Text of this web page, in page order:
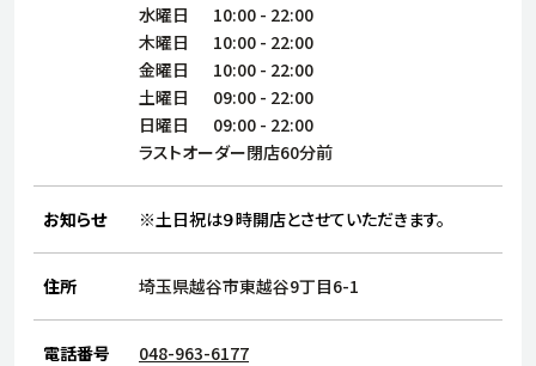
株主・投資家情報
サステナビリティ
ブランド
店舗検索
店舗一覧
採用情報
よくある質問・お問い合わせ
水曜日
10:00 - 22:00
木曜日
10:00 - 22:00
金曜日
10:00 - 22:00
土曜日
09:00 - 22:00
日曜日
09:00 - 22:00
ラストオーダー閉店60分前
お知らせ ※土日祝は９時開店とさせていただきます。
住所 埼玉県越谷市東越谷9丁目6-1
電話番号 048-963-6177